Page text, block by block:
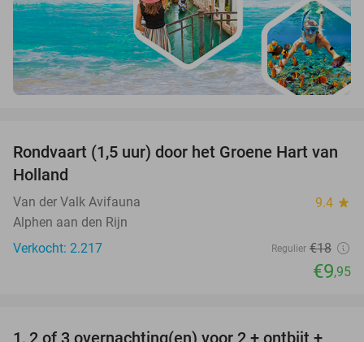
45%
Rondvaart (1,5 uur) door het Groene Hart van
Holland
Van der Valk Avifauna 9.4 star
Alphen aan den Rijn
Verkocht: 2.217
Regulier €18
€9,95
1, 2 of 3 overnachting(en) voor 2 + ontbijt +